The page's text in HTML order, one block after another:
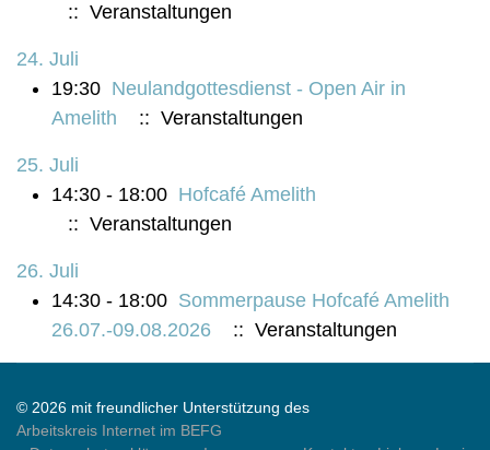
:: Veranstaltungen
24. Juli
19:30 Neulandgottesdienst - Open Air in
Amelith
:: Veranstaltungen
25. Juli
14:30 - 18:00 Hofcafé Amelith
:: Veranstaltungen
26. Juli
14:30 - 18:00 Sommerpause Hofcafé Amelith
26.07.-09.08.2026
:: Veranstaltungen
© 2026 mit freundlicher Unterstützung des
Arbeitskreis Internet im BEFG